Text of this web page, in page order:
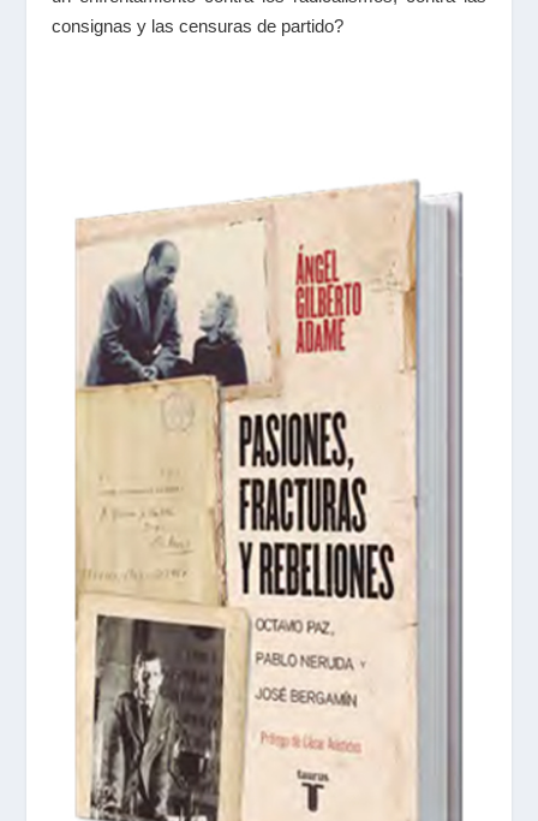
consignas y las censuras de partido?